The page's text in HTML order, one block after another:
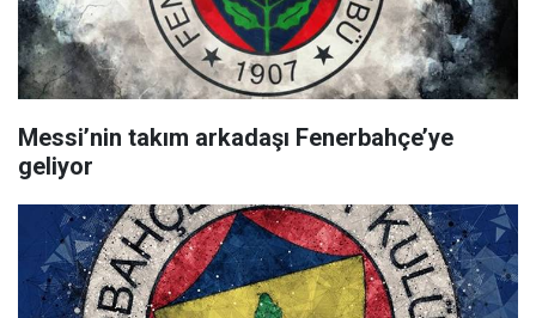
Messi’nin takım arkadaşı Fenerbahçe’ye
geliyor